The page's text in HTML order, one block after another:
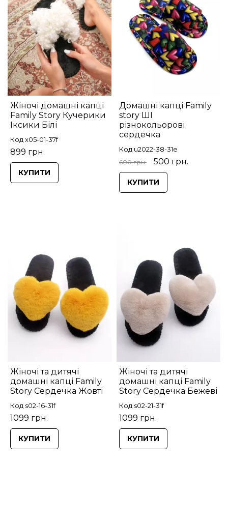
Жіночі домашні капці
Family Story Кучерики
Іксики Білі
Код x05-01-37f
899 грн.
КУПИТИ
Домашні капці Family
story ШІ
різнокольорові
сердечка
Код u2022-38-31e
600 грн. 500 грн.
КУПИТИ
Жіночі та дитячі
домашні капці Family
Story Сердечка Жовті
Код s02-16-31f
1099 грн.
КУПИТИ
Жіночі та дитячі
домашні капці Family
Story Сердечка Бежеві
Код s02-21-31f
1099 грн.
КУПИТИ